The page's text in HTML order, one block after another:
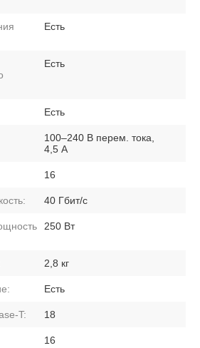
Есть
Есть
Есть
100–240 В перем. тока,
4,5 A
16
40 Гбит/с
250 Вт
2,8 кг
Есть
T: 18
16